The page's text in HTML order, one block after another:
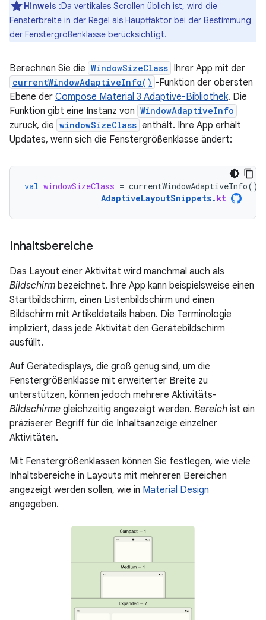
Hinweis :Da vertikales Scrollen üblich ist, wird die
Fensterbreite in der Regel als Hauptfaktor bei der Bestimmung
der Fenstergrößenklasse berücksichtigt.
Berechnen Sie die WindowSizeClass Ihrer App mit der
currentWindowAdaptiveInfo() -Funktion der obersten
Ebene der Compose Material 3 Adaptive-Bibliothek. Die
Funktion gibt eine Instanz von WindowAdaptiveInfo
zurück, die windowSizeClass enthält. Ihre App erhält
Updates, wenn sich die Fenstergrößenklasse ändert:
val windowSizeClass = currentWindowAdaptiveInfo().
AdaptiveLayoutSnippets. kt
Inhaltsbereiche
Das Layout einer Aktivität wird manchmal auch als
Bildschirm bezeichnet. Ihre App kann beispielsweise einen
Startbildschirm, einen Listenbildschirm und einen
Bildschirm mit Artikeldetails haben. Die Terminologie
impliziert, dass jede Aktivität den Gerätebildschirm
ausfüllt.
Auf Gerätedisplays, die groß genug sind, um die
Fenstergrößenklasse mit erweiterter Breite zu
unterstützen, können jedoch mehrere Aktivitäts-
Bildschirme gleichzeitig angezeigt werden. Bereich ist ein
präziserer Begriff für die Inhaltsanzeige einzelner
Aktivitäten.
Mit Fenstergrößenklassen können Sie festlegen, wie viele
Inhaltsbereiche in Layouts mit mehreren Bereichen
angezeigt werden sollen, wie in Material Design
angegeben.